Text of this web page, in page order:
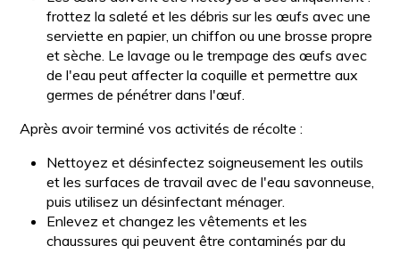
frottez la saleté et les débris sur les œufs avec une
serviette en papier, un chiffon ou une brosse propre
et sèche. Le lavage ou le trempage des œufs avec
de l'eau peut affecter la coquille et permettre aux
germes de pénétrer dans l'œuf.
Après avoir terminé vos activités de récolte :
Nettoyez et désinfectez soigneusement les outils
et les surfaces de travail avec de l'eau savonneuse,
puis utilisez un désinfectant ménager.
Enlevez et changez les vêtements et les
chaussures qui peuvent être contaminés par du